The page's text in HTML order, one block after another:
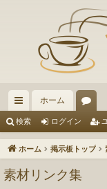
イ
ッ
リ
ホーム
ー
検索 ログイン
ホーム 掲示板トップ
素材リンク集